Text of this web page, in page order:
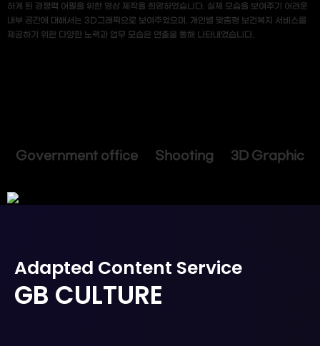
하게 된 경쟁력 어필을 위한 영상 제작을 희망하였습니다. 실제 모습을 보여주기 어려운
내부 공간에 대해서는 3D그래픽으로 보여주었으며, 개인별 맞춤형 보건복지 서비스를
제공하기 위한 다양한 노력과 업무 모습은 연출을 통해 나타내었습니다.
Government office Shooting 3D Graphic
Adapted Content Service
GB CULTURE